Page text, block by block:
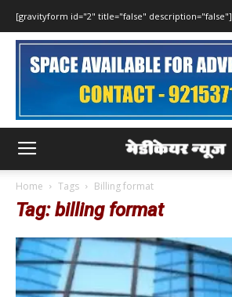
[gravityform id="2" title="false" description="false"]
Home Tags Billing format
Tag: billing format